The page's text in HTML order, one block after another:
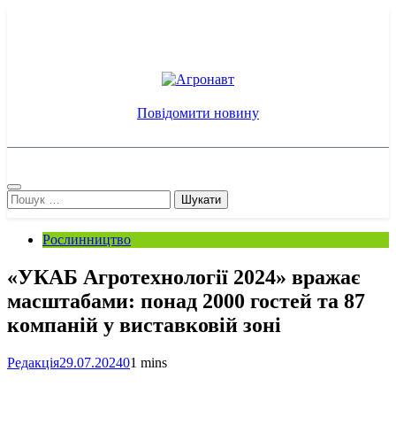
Агронавт
Новини українського агробізнесу
Повідомити новину
Пошук:
Рослинництво
«УКАБ Агротехнології 2024» вражає
масштабами: понад 2000 гостей та 87
компаній у виставковій зоні
Редакція29.07.202401 mins